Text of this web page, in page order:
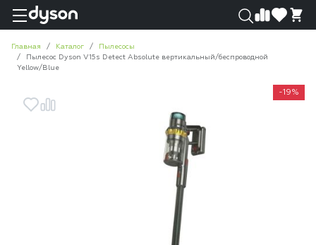
Главная Каталог
Пылесосы
Пылесос Dyson V15s Detect Absolute вертикальный/беспроводной
Yellow/Blue
-19%